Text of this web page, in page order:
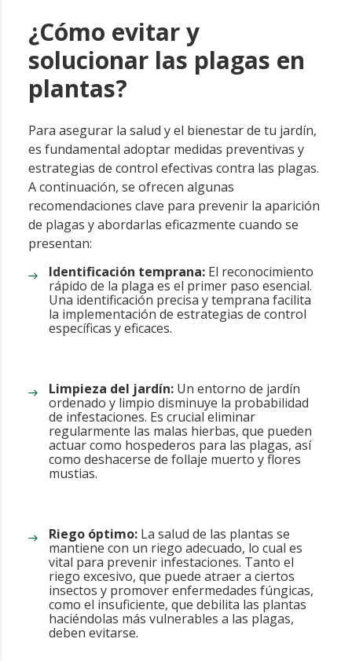
¿Cómo evitar y
solucionar las plagas en
plantas?
Para asegurar la salud y el bienestar de tu jardín,
es fundamental adoptar medidas preventivas y
estrategias de control efectivas contra las plagas.
A continuación, se ofrecen algunas
recomendaciones clave para prevenir la aparición
de plagas y abordarlas eficazmente cuando se
presentan:
Identificación temprana:El reconocimiento
rápido de la plaga es el primer paso esencial.
Una identificación precisa y temprana facilita
la implementación de estrategias de control
específicas y eficaces.
Limpieza del jardín:Un entorno de jardín
ordenado y limpio disminuye la probabilidad
de infestaciones. Es crucial eliminar
regularmente las malas hierbas, que pueden
actuar como hospederos para las plagas, así
como deshacerse de follaje muerto y flores
mustias.
Riego óptimo:La salud de las plantas se
mantiene con un riego adecuado, lo cual es
vital para prevenir infestaciones. Tanto el
riego excesivo, que puede atraer a ciertos
insectos y promover enfermedades fúngicas,
como el insuficiente, que debilita las plantas
haciéndolas más vulnerables a las plagas,
deben evitarse.